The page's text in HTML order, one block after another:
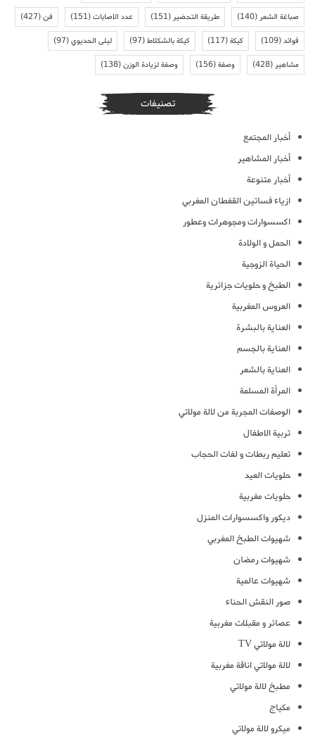
صباغة الشعر(140) طريقة التحضير(151) عدد الاصابات(151) فن(427)
فوائد(109) كيكة(117) كيكة بالشكلاط(97) ليلى الحديوي(97)
مشاهير(428) وصفة(156) وصفة لزيادة الوزن(138)
تصنيفات
أخبار المجتمع
أخبار المشاهير
أخبار متنوعة
ازياء فساتين القفطان المغربي
اكسسوارات ومجوهرات وعطور
الحمل و الولادة
الحياة الزوجية
الطبخ و حلويات جزائرية
العروس المغربية
العناية بالبشرة
العناية بالجسم
العناية بالشعر
المرأة المسلمة
الوصفات المجربة من لالة مولاتي
تربية الاطفال
تعليم ربطات و لفات الحجاب
حلويات العيد
حلويات مغربية
ديكور واكسسوارات المنزل
شهيوات الطبخ المغربي
شهيوات رمضان
شهيوات عالمية
صور النقش الحناء
عصائر و مقبلات مغربية
لالة مولاتي TV
لالة مولاتي اناقة مغربية
مطبخ لالة مولاتي
مكياج
ميكرو لالة مولاتي